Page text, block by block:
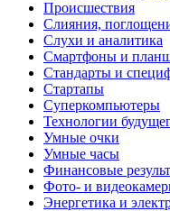
Происшествия
Слияния,
Слухи и аналитика
Смартфоны и
Стандарты и
Стартапы
Суперкомпьютеры
Технологии
Умные очки
Умные часы
Финансовые
Фото- и
Энергетика и